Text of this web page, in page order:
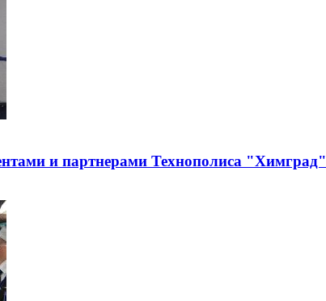
и партнерами Технополиса "Химград"